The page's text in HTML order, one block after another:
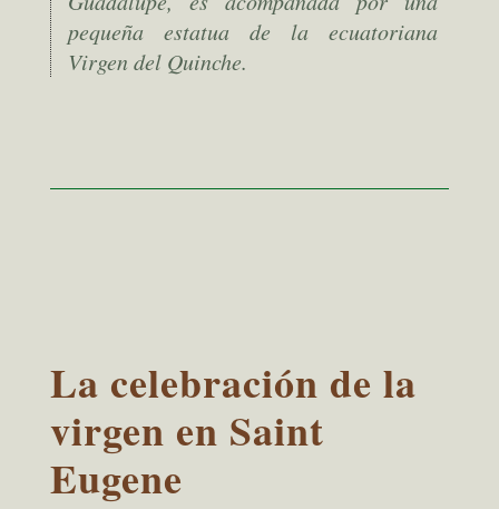
pequeña estatua de la ecuatoriana
Virgen del Quinche.
La celebración de la
virgen en Saint
Eugene